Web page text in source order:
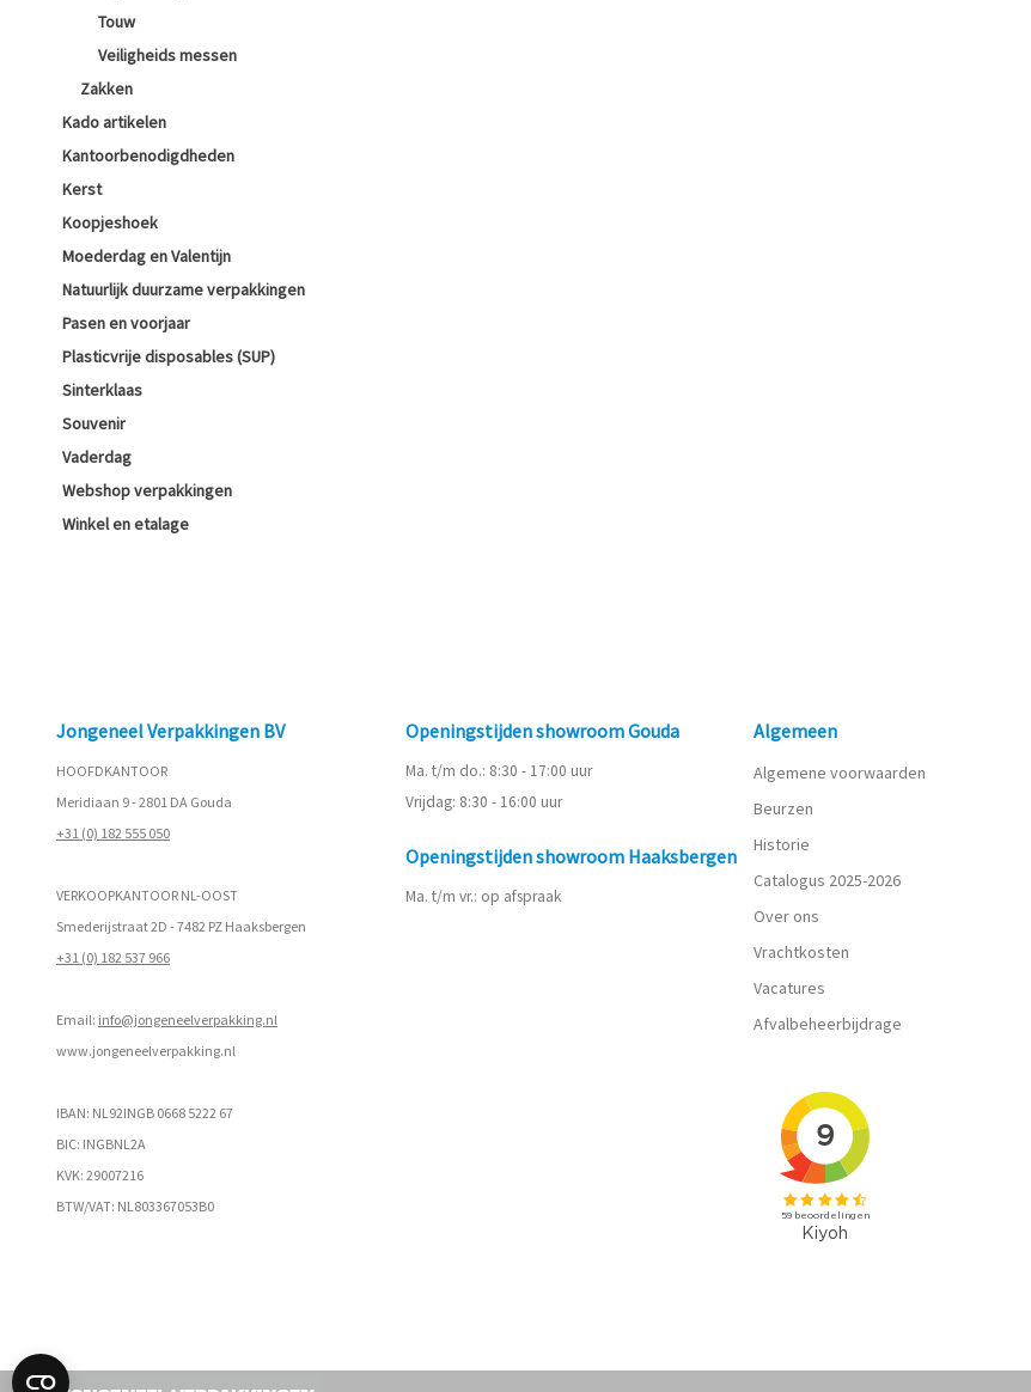
Touw
Veiligheids messen
Zakken
Kado artikelen
Kantoorbenodigdheden
Kerst
Koopjeshoek
Moederdag en Valentijn
Natuurlijk duurzame verpakkingen
Pasen en voorjaar
Plasticvrije disposables (SUP)
Sinterklaas
Souvenir
Vaderdag
Webshop verpakkingen
Winkel en etalage
Jongeneel Verpakkingen BV
HOOFDKANTOOR
Meridiaan 9 - 2801 DA Gouda
+31 (0) 182 555 050
VERKOOPKANTOOR NL-OOST
Smederijstraat 2D - 7482 PZ Haaksbergen
+31 (0) 182 537 966
Email: info@jongeneelverpakking.nl
www.jongeneelverpakking.nl
IBAN: NL92INGB 0668 5222 67
BIC: INGBNL2A
KVK: 29007216
BTW/VAT: NL803367053B0
Openingstijden showroom Gouda
Ma. t/m do.: 8:30 - 17:00 uur
Vrijdag: 8:30 - 16:00 uur
Openingstijden showroom Haaksbergen
Ma. t/m vr.: op afspraak
Algemeen
Algemene voorwaarden
Beurzen
Historie
Catalogus 2025-2026
Over ons
Vrachtkosten
Vacatures
Afvalbeheerbijdrage